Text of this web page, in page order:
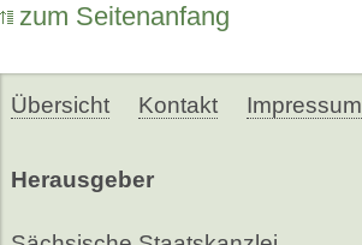
zum Seitenanfang
Übersicht Kontakt Impressum
Herausgeber